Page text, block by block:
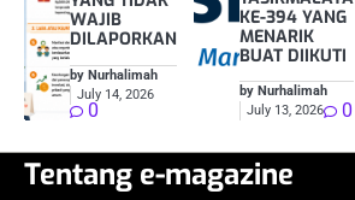
WAJIB
DILAPORKAN
by Nurhalimah
July 14, 2026
0
KE-394 YANG
MENARIK
BUAT DIIKUTI
by Nurhalimah
July 13, 2026
0
Tentang e-magazine